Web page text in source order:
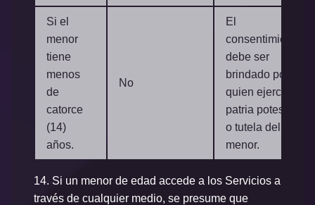
Si el
menor
tiene
menos
de
catorce
(14)
años.
No
El
consentimiento
debe ser
brindado por
quien ejerce la
patria potestad
o tutela del
menor.
14. Si un menor de edad accede a los Servicios a
través de cualquier medio, se presume que